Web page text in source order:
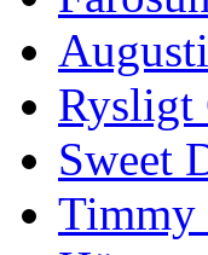
Rysligt
Sweet
Timmy